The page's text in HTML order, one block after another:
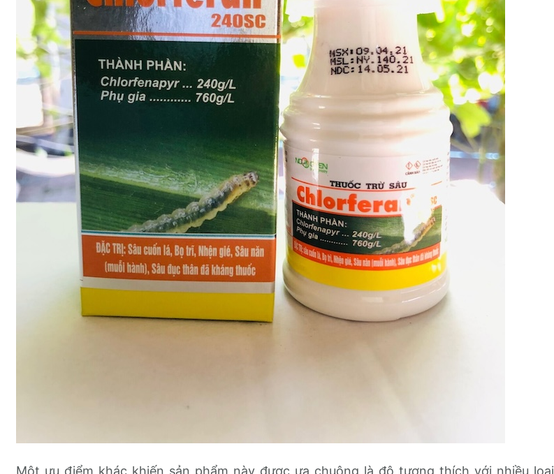
Một ưu điểm khác khiến sản phẩm này được ưa chuộng là độ tương thích với nhiều loại